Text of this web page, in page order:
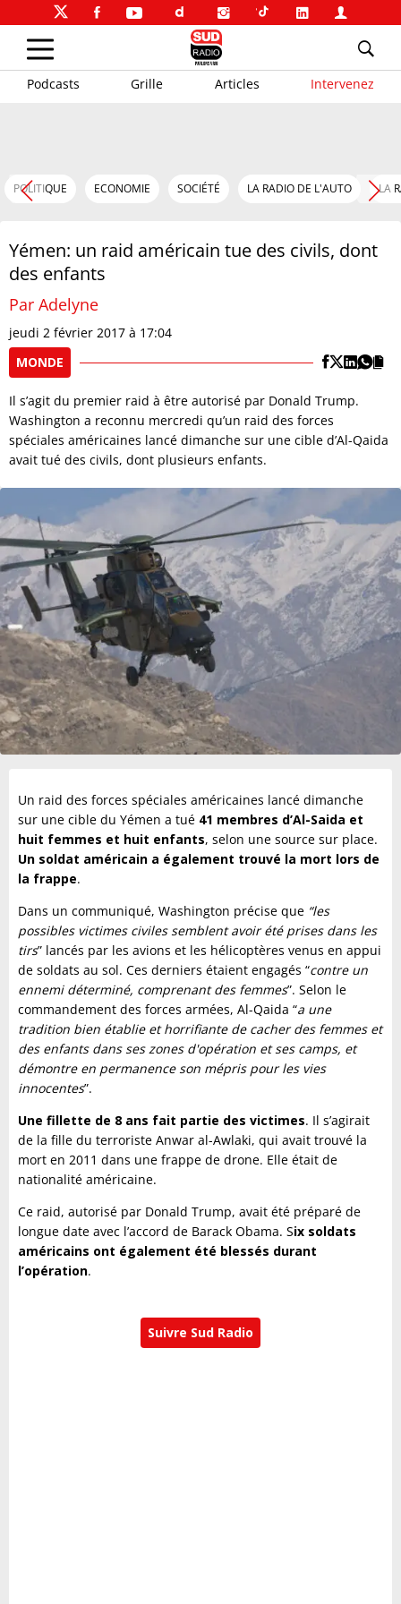
Podcasts Grille Articles Intervenez
POLITIQUE ECONOMIE SOCIÉTÉ LA RADIO DE L'AUTO LA
Yémen: un raid américain tue des civils, dont
des enfants
Par Adelyne
jeudi 2 février 2017 à 17:04
MONDE
Il s’agit du premier raid à être autorisé par Donald Trump.
Washington a reconnu mercredi qu’un raid des forces
spéciales américaines lancé dimanche sur une cible d’Al-Qaida
avait tué des civils, dont plusieurs enfants.
Un raid des forces spéciales américaines lancé dimanche
sur une cible du Yémen a tué 41 membres d’Al-Saida et
huit femmes et huit enfants, selon une source sur place.
Un soldat américain a également trouvé la mort lors de
la frappe.
Dans un communiqué, Washington précise que “les
possibles victimes civiles semblent avoir été prises dans les
tirs” lancés par les avions et les hélicoptères venus en appui
de soldats au sol. Ces derniers étaient engagés “contre un
ennemi déterminé, comprenant des femmes”. Selon le
commandement des forces armées, Al-Qaida “a une
tradition bien établie et horrifiante de cacher des femmes et
des enfants dans ses zones d'opération et ses camps, et
démontre en permanence son mépris pour les vies
innocentes”.
Une fillette de 8 ans fait partie des victimes. Il s’agirait
de la fille du terroriste Anwar al-Awlaki, qui avait trouvé la
mort en 2011 dans une frappe de drone. Elle était de
nationalité américaine.
Ce raid, autorisé par Donald Trump, avait été préparé de
longue date avec l’accord de Barack Obama. Six soldats
américains ont également été blessés durant
l’opération.
Suivre Sud Radio